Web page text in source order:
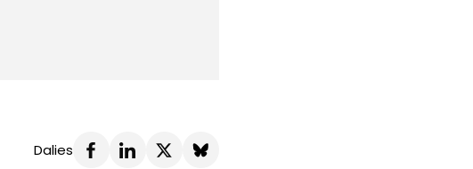
Dalies